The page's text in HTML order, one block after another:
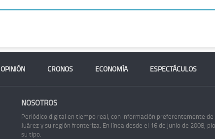
OPINIÓN CRONOS ECONOMÍA ESPECTÁCULOS
NOSOTROS
Periódico digital en tiempo real, con información preferentemente de
Juárez y su región fronteriza. En línea desde el 16 de junio de 2008,
su tipo.